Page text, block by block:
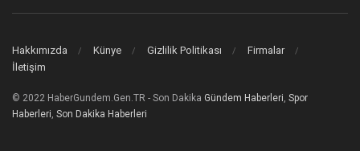
Hakkımızda Künye Gizlilik Politikası
Firmalar
İletişim
© 2022 HaberGundem.Gen.TR - Son Dakika Gündem Haberleri Spor
Haberleri Son Dakika Haberleri